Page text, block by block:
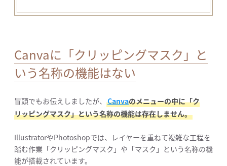
Canvaに「クリッピングマスク」と
いう名称の機能はない
冒頭でもお伝えしましたが、 Canvaのメニューの中に「ク
リッピングマスク」という名称の機能は存在しません。
IllustratorやPhotoshopでは、レイヤーを重ねて複雑な工程を
踏む作業「クリッピングマスク」や「マスク」という名称の機
能が搭載されています。